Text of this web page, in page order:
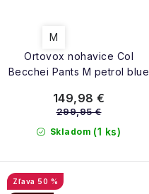
Ortovox nohavice Col
Becchei Pants M petrol blue
M
Skladom (1 ks)
149,98 €
299,95 €
50 %